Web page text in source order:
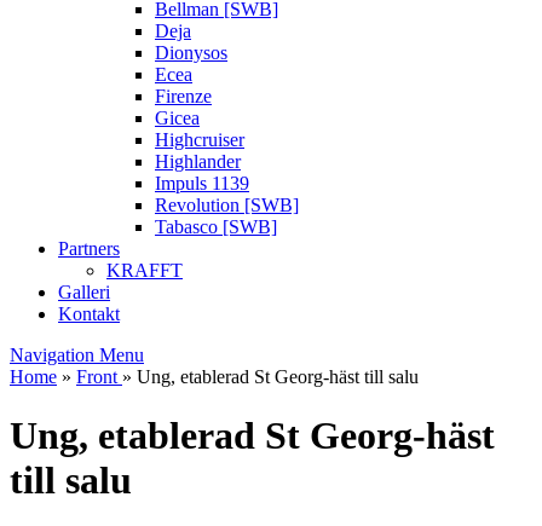
Bellman [SWB]
Deja
Dionysos
Ecea
Firenze
Gicea
Highcruiser
Highlander
Impuls 1139
Revolution [SWB]
Tabasco [SWB]
Partners
KRAFFT
Galleri
Kontakt
Navigation Menu
Home » Front » Ung, etablerad St Georg-häst till salu
Ung, etablerad St Georg-häst
till salu